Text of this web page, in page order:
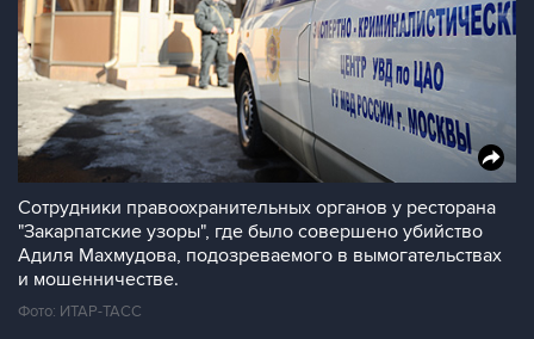
Сотрудники правоохранительных органов у ресторана
"Закарпатские узоры", где было совершено убийство
Адиля Махмудова, подозреваемого в вымогательствах
и мошенничестве.
Фото: ИТАР-ТАСС